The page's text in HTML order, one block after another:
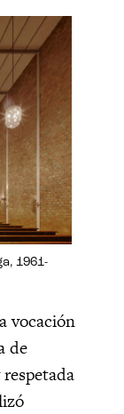
1961-
vocación
de